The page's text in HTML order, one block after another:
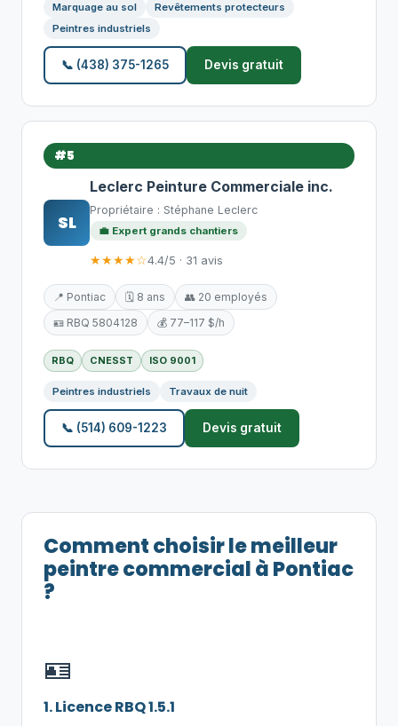
Marquage au sol
Revêtements protecteurs
Peintres industriels
📞 (438) 375-1265 Devis gratuit
#5
SL
Leclerc Peinture Commerciale inc.
Propriétaire : Stéphane Leclerc
💼 Expert grands chantiers
★★★★☆4.4/5 · 31 avis
📍 Pontiac 🗓️ 8 ans
👥 20 employés
🪪 RBQ 5804128
💰 77–117 $/h
RBQ CNESST ISO 9001
Peintres industriels Travaux de nuit
📞 (514) 609-1223 Devis gratuit
Comment choisir le meilleur
peintre commercial à Pontiac
?
🪪
1. Licence RBQ 1.5.1